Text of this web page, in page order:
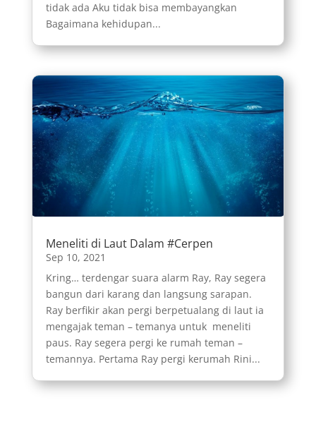
tidak ada Aku tidak bisa membayangkan
Bagaimana kehidupan...
Meneliti di Laut Dalam #Cerpen
Sep 10, 2021
Kring… terdengar suara alarm Ray, Ray segera
bangun dari karang dan langsung sarapan.
Ray berfikir akan pergi berpetualang di laut ia
mengajak teman – temanya untuk meneliti
paus. Ray segera pergi ke rumah teman –
temannya. Pertama Ray pergi kerumah Rini...